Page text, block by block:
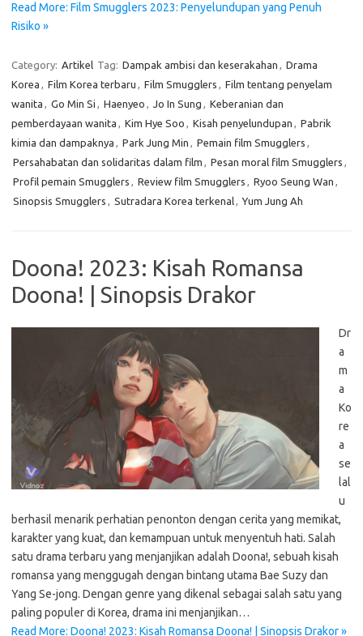
Read More: Film Smugglers 2023: Penyelundupan yang Penuh
Risiko »
Category: Artikel Tag: Dampak ambisi dan keserakahan , Drama
Korea , Film Korea terbaru , Film Smugglers , Film tentang penyelam
wanita , Go Min Si , Haenyeo , Jo In Sung , Keberanian dan
pemberdayaan wanita , Kim Hye Soo , Kisah penyelundupan , Pabrik
kimia dan dampaknya , Park Jung Min , Pemain film Smugglers ,
Persahabatan dan solidaritas dalam film , Pesan moral film Smugglers ,
Profil pemain Smugglers , Review film Smugglers , Ryoo Seung Wan ,
Sinopsis Smugglers , Sutradara Korea terkenal, Yum Jung Ah
Doona! 2023: Kisah Romansa
Doona! | Sinopsis Drakor
Dr
a
m
a
Ko
re
a
se
lal
u
berhasil menarik perhatian penonton dengan cerita yang memikat,
karakter yang kuat, dan kemampuan untuk menyentuh hati. Salah
satu drama terbaru yang menjanjikan adalah Doona!, sebuah kisah
romansa yang menggugah dengan bintang utama Bae Suzy dan
Yang Se-jong. Dengan genre yang dikenal sebagai salah satu yang
paling populer di Korea, drama ini menjanjikan…
Read More: Doona! 2023: Kisah Romansa Doona! | Sinopsis Drakor »